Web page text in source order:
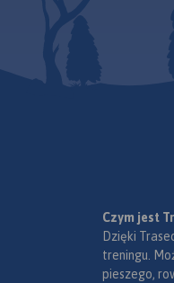
Czym jest
Dzięki
treningu.
pieszego,